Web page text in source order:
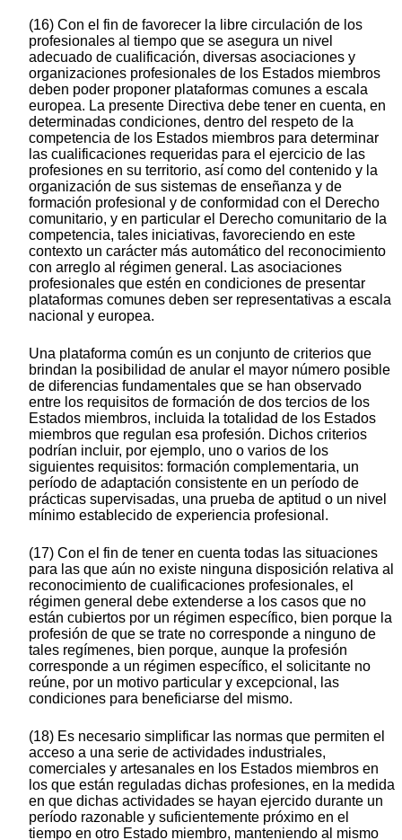
(16) Con el fin de favorecer la libre circulación de los
profesionales al tiempo que se asegura un nivel
adecuado de cualificación, diversas asociaciones y
organizaciones profesionales de los Estados miembros
deben poder proponer plataformas comunes a escala
europea. La presente Directiva debe tener en cuenta, en
determinadas condiciones, dentro del respeto de la
competencia de los Estados miembros para determinar
las cualificaciones requeridas para el ejercicio de las
profesiones en su territorio, así como del contenido y la
organización de sus sistemas de enseñanza y de
formación profesional y de conformidad con el Derecho
comunitario, y en particular el Derecho comunitario de la
competencia, tales iniciativas, favoreciendo en este
contexto un carácter más automático del reconocimiento
con arreglo al régimen general. Las asociaciones
profesionales que estén en condiciones de presentar
plataformas comunes deben ser representativas a escala
nacional y europea.
Una plataforma común es un conjunto de criterios que
brindan la posibilidad de anular el mayor número posible
de diferencias fundamentales que se han observado
entre los requisitos de formación de dos tercios de los
Estados miembros, incluida la totalidad de los Estados
miembros que regulan esa profesión. Dichos criterios
podrían incluir, por ejemplo, uno o varios de los
siguientes requisitos: formación complementaria, un
período de adaptación consistente en un período de
prácticas supervisadas, una prueba de aptitud o un nivel
mínimo establecido de experiencia profesional.
(17) Con el fin de tener en cuenta todas las situaciones
para las que aún no existe ninguna disposición relativa al
reconocimiento de cualificaciones profesionales, el
régimen general debe extenderse a los casos que no
están cubiertos por un régimen específico, bien porque la
profesión de que se trate no corresponde a ninguno de
tales regímenes, bien porque, aunque la profesión
corresponde a un régimen específico, el solicitante no
reúne, por un motivo particular y excepcional, las
condiciones para beneficiarse del mismo.
(18) Es necesario simplificar las normas que permiten el
acceso a una serie de actividades industriales,
comerciales y artesanales en los Estados miembros en
los que están reguladas dichas profesiones, en la medida
en que dichas actividades se hayan ejercido durante un
período razonable y suficientemente próximo en el
tiempo en otro Estado miembro, manteniendo al mismo